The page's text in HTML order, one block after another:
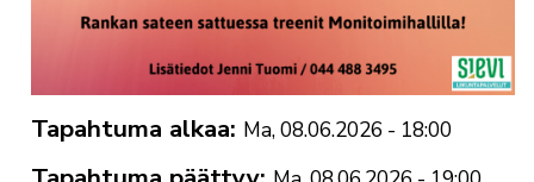
Tapahtuma alkaa Ma, 08.06.2026 - 18:00